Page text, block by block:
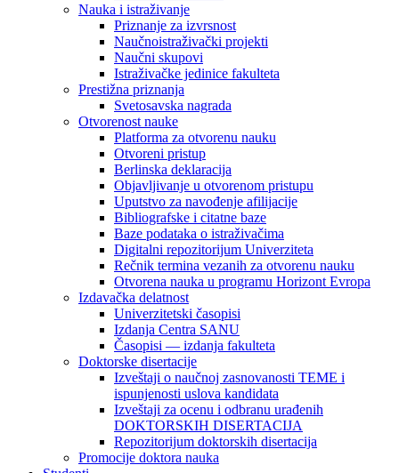
Nauka i istraživanje
Priznanje za izvrsnost
Naučnoistraživački projekti
Naučni skupovi
Istraživačke jedinice fakulteta
Prestižna priznanja
Svetosavska nagrada
Otvorenost nauke
Platforma za otvorenu nauku
Otvoreni pristup
Berlinska deklaracija
Objavljivanje u otvorenom pristupu
Uputstvo za navođenje afilijacije
Bibliografske i citatne baze
Baze podataka o istraživačima
Digitalni repozitorijum Univerziteta
Rečnik termina vezanih za otvorenu nauku
Otvorena nauka u programu Horizont Evropa
Izdavačka delatnost
Univerzitetski časopisi
Izdanja Centra SANU
Časopisi — izdanja fakulteta
Doktorske disertacije
Izveštaji o naučnoj zasnovanosti TEME i
ispunjenosti uslova kandidata
Izveštaji za ocenu i odbranu urađenih
DOKTORSKIH DISERTACIJA
Repozitorijum doktorskih disertacija
Promocije doktora nauka